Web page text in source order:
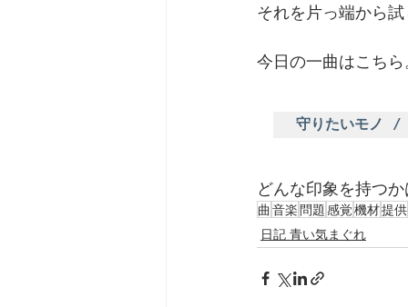
それを片っ端から
今日の一曲はこち
守りたいモ
どんな印象を持つ
曲 音楽 問題感覚機材提供
日記 青い気まぐれ